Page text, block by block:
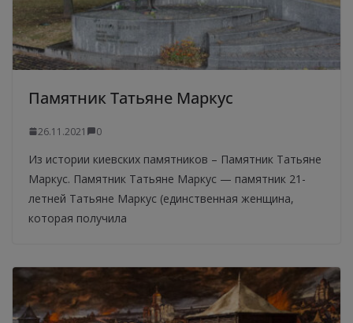
Памятник Татьяне Маркус
26.11.2021 0
Из истории киевских памятников – Памятник Татьяне
Маркус. Памятник Татьяне Маркус — памятник 21-
летней Татьяне Маркус (единственная женщина,
которая получила